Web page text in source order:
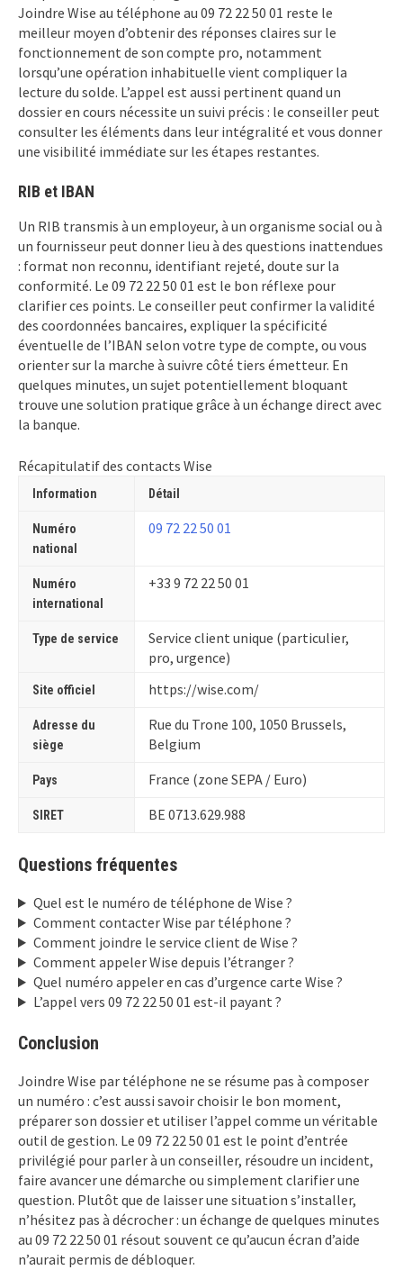
Joindre Wise au téléphone au 09 72 22 50 01 reste le
meilleur moyen d’obtenir des réponses claires sur le
fonctionnement de son compte pro, notamment
lorsqu’une opération inhabituelle vient compliquer la
lecture du solde. L’appel est aussi pertinent quand un
dossier en cours nécessite un suivi précis : le conseiller peut
consulter les éléments dans leur intégralité et vous donner
une visibilité immédiate sur les étapes restantes.
RIB et IBAN
Un RIB transmis à un employeur, à un organisme social ou à
un fournisseur peut donner lieu à des questions inattendues
: format non reconnu, identifiant rejeté, doute sur la
conformité. Le 09 72 22 50 01 est le bon réflexe pour
clarifier ces points. Le conseiller peut confirmer la validité
des coordonnées bancaires, expliquer la spécificité
éventuelle de l’IBAN selon votre type de compte, ou vous
orienter sur la marche à suivre côté tiers émetteur. En
quelques minutes, un sujet potentiellement bloquant
trouve une solution pratique grâce à un échange direct avec
la banque.
Récapitulatif des contacts Wise
Information Détail
Numéro
national
09 72 22 50 01
Numéro
international
+33 9 72 22 50 01
Type de service
Service client unique (particulier,
pro, urgence)
Site officiel https://wise.com/
Adresse du
siège
Rue du Trone 100, 1050 Brussels,
Belgium
Pays France (zone SEPA / Euro)
SIRET BE 0713.629.988
Questions fréquentes
Quel est le numéro de téléphone de Wise ?
Comment contacter Wise par téléphone ?
Comment joindre le service client de Wise ?
Comment appeler Wise depuis l’étranger ?
Quel numéro appeler en cas d’urgence carte Wise ?
L’appel vers 09 72 22 50 01 est-il payant ?
Conclusion
Joindre Wise par téléphone ne se résume pas à composer
un numéro : c’est aussi savoir choisir le bon moment,
préparer son dossier et utiliser l’appel comme un véritable
outil de gestion. Le 09 72 22 50 01 est le point d’entrée
privilégié pour parler à un conseiller, résoudre un incident,
faire avancer une démarche ou simplement clarifier une
question. Plutôt que de laisser une situation s’installer,
n’hésitez pas à décrocher : un échange de quelques minutes
au 09 72 22 50 01 résout souvent ce qu’aucun écran d’aide
n’aurait permis de débloquer.